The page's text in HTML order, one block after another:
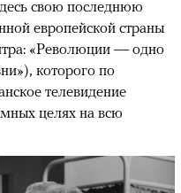
свою последнюю
европейской страны
«Революции — одно
которого по
телевидение
целях на всю